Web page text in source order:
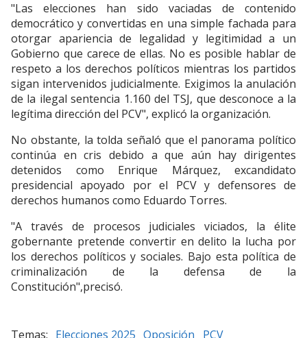
"Las elecciones han sido vaciadas de contenido
democrático y convertidas en una simple fachada para
otorgar apariencia de legalidad y legitimidad a un
Gobierno que carece de ellas. No es posible hablar de
respeto a los derechos políticos mientras los partidos
sigan intervenidos judicialmente. Exigimos la anulación
de la ilegal sentencia 1.160 del TSJ, que desconoce a la
legítima dirección del PCV", explicó la organización.
No obstante, la tolda señaló que el panorama político
continúa en cris debido a que aún hay dirigentes
detenidos como Enrique Márquez, excandidato
presidencial apoyado por el PCV y defensores de
derechos humanos como Eduardo Torres.
"A través de procesos judiciales viciados, la élite
gobernante pretende convertir en delito la lucha por
los derechos políticos y sociales. Bajo esta política de
criminalización de la defensa de la
Constitución",precisó.
Elecciones 2025 Oposición PCV